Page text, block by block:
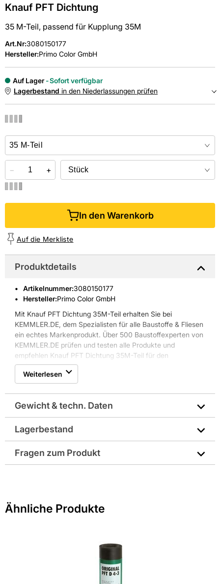
Knauf PFT Dichtung
35 M-Teil, passend für Kupplung 35M
Art.Nr:3080150177
Hersteller:Primo Color GmbH
Auf Lager
Sofort verfügbar
Lagerbestand in den Niederlassungen prüfen
Online kaufen &
− +
In den Warenkorb
Auf die Merkliste
Produktdetails
Artikelnummer:3080150177
Hersteller:Primo Color GmbH
Mit Knauf PFT Dichtung 35M-Teil erhalten Sie bei
KEMMLER.DE, dem Spezialisten für alle Baustoffe & Fliesen
ein echtes Markenprodukt. Über 500 Baustoffexperten von
KEMMLER.DE prüfen und testen alle Produkte und
empfehlen Knauf PFT Dichtung 35M-Teil für den
professionellen Einsatz.
Weiterlesen
Gewicht & techn. Daten
Gewicht pro Verkaufseinheit: 0,0 kg
Hersteller-Art.-Nr.: 20200712
Lagerbestand
Fragen zum Produkt
schnellstmöglich bearbeiten.
Ähnliche Produkte